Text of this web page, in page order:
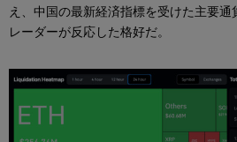
え、中国の最新経済指標を受けた主要通
レーダーが反応した格好だ。